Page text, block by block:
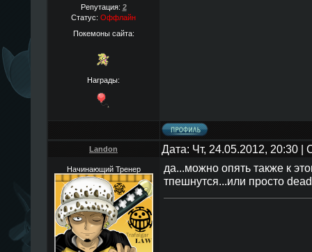
Репутация: 2
Статус: Оффлайн
Покемоны сайта:
Награды:
Landon Дата: Чт, 24.05.2012, 20:30
Начинающий Тренер
да...можно опять также к
тпешнутся...или просто dead